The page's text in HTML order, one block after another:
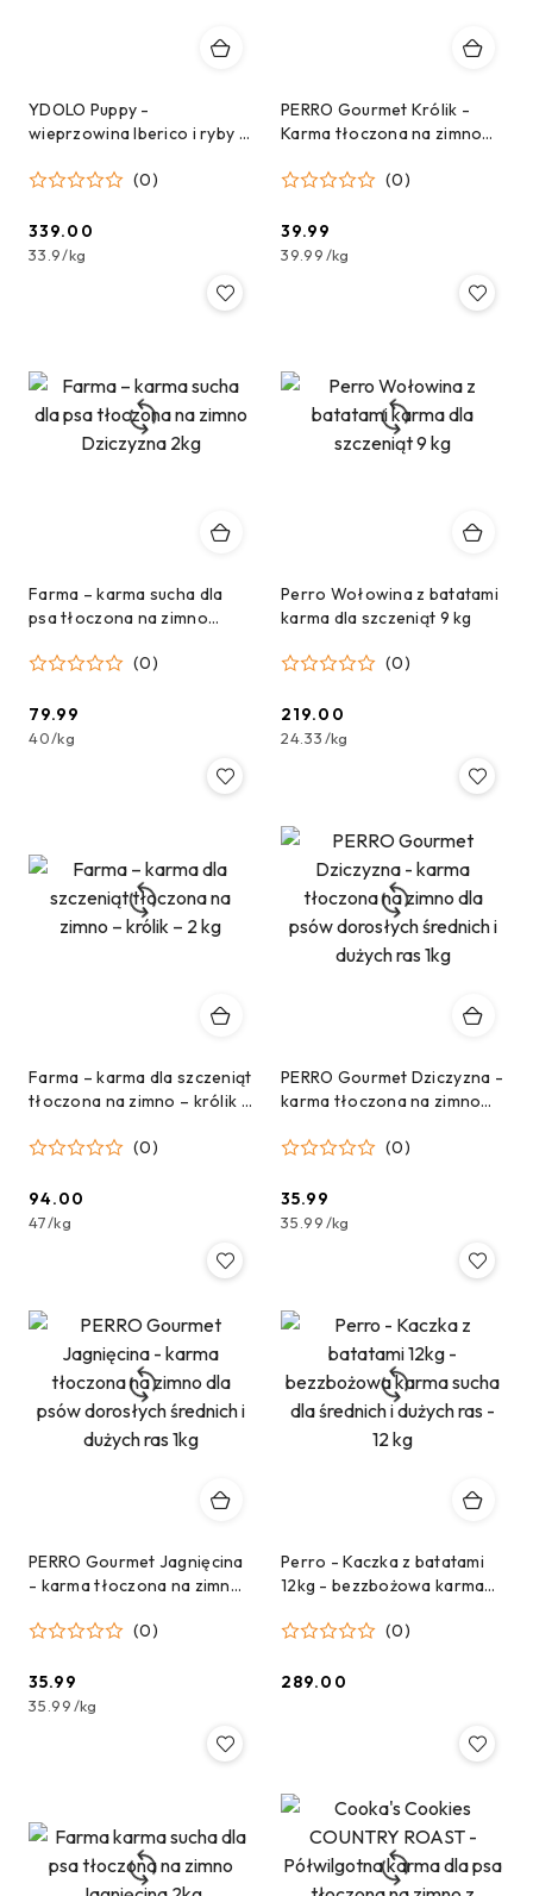
YDOLO Puppy -
wieprzowina Iberico i ryby -
szczeniąt 10kg(0)
Cena:
339.00
33.9/kg
PERRO Gourmet Królik -
Karma tłoczona na zimno
średnich i dużych ras 1kg
(0)
Cena:
39.99
39.99/kg
Farma – karma sucha dla
psa tłoczona na zimno
(0)
Cena:
79.99
40/kg
Perro Wołowina z batatami
karma dla szczeniąt 9 kg
(0)
Cena:
219.00
24.33/kg
Farma – karma dla szczeniąt
tłoczona na zimno – królik –
(0)
Cena:
94.00
47/kg
PERRO Gourmet Dziczyzna -
karma tłoczona na zimno
średnich i dużych ras 1kg
(0)
Cena:
35.99
35.99/kg
PERRO Gourmet Jagnięcina
- karma tłoczona na zimno
średnich i dużych ras 1kg
(0)
Cena:
35.99
35.99/kg
Perro - Kaczka z batatami
12kg - bezzbożowa karma
ras - 12 kg
(0)
Cena:
289.00